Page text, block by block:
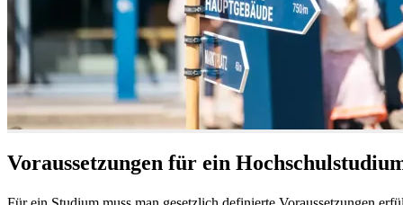
Voraussetzungen für ein